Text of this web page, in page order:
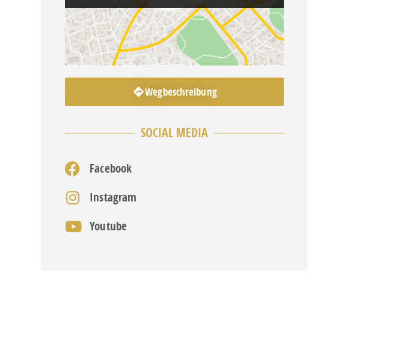
Wegbeschreibung
SOCIAL MEDIA
Facebook
Instagram
Youtube